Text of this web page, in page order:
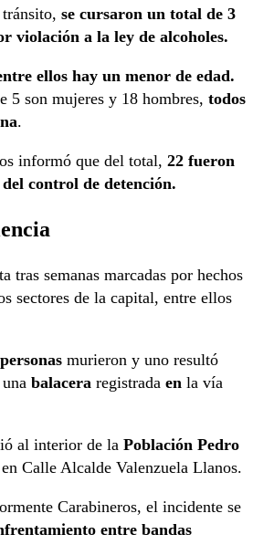
se cursaron un total de 3
violación a la ley de alcoholes.
ellos hay un menor de edad.
5 son mujeres y 18 hombres, todos
.
informó que del total, 22 fueron
control de detención.
tras semanas marcadas por hechos
sectores de la capital, entre ellos
murieron y uno resultó
balacera registrada en la vía
al interior de la Población Pedro
Calle Alcalde Valenzuela Llanos.
Carabineros, el incidente se
entre bandas